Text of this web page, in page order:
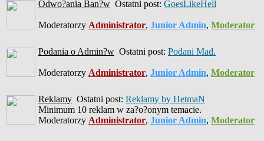
Odwo?ania Ban?w Ostatni post: GoesLikeHell
Moderatorzy Administrator, Junior Admin, Moderator
Podania o Admin?w Ostatni post: Podani Mad.
Moderatorzy Administrator, Junior Admin, Moderator
Reklamy Ostatni post: Reklamy by HetmaN
Minimum 10 reklam w za?o?onym temacie.
Moderatorzy Administrator, Junior Admin, Moderator